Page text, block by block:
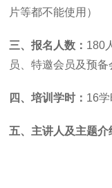
片等都不能使用）
三、报名人数： 180
员、特邀会员及预备
四、培训学时： 16
五、主讲人及主题介